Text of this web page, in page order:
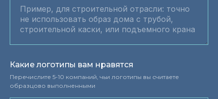
Какие логотипы вам нравятся
Перечислите 5-10 компаний, чьи логотипы вы считаете
образцово выполненными